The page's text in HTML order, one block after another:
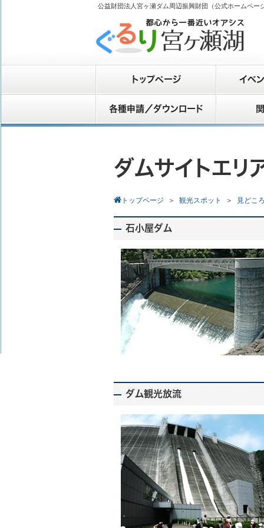
公益財団法人宮ヶ瀬ダム周辺振興財団（公式ホームペー
トップページ イベ
各種申請／ダウンロード
ダムサイトエリ
トップページ ＞ 観光スポット ＞ 見どこ
石小屋ダム
ダム観光放流